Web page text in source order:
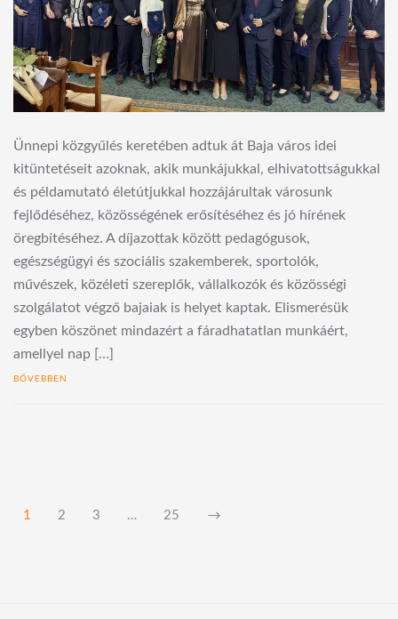
Ünnepi közgyűlés keretében adtuk át Baja város idei
kitüntetéseit azoknak, akik munkájukkal, elhivatottságukkal
és példamutató életútjukkal hozzájárultak városunk
fejlődéséhez, közösségének erősítéséhez és jó hírének
öregbítéséhez. A díjazottak között pedagógusok,
egészségügyi és szociális szakemberek, sportolók,
művészek, közéleti szereplők, vállalkozók és közösségi
szolgálatot végző bajaiak is helyet kaptak. Elismerésük
egyben köszönet mindazért a fáradhatatlan munkáért,
amellyel nap […]
BŐVEBBEN
1 2 3 … 25